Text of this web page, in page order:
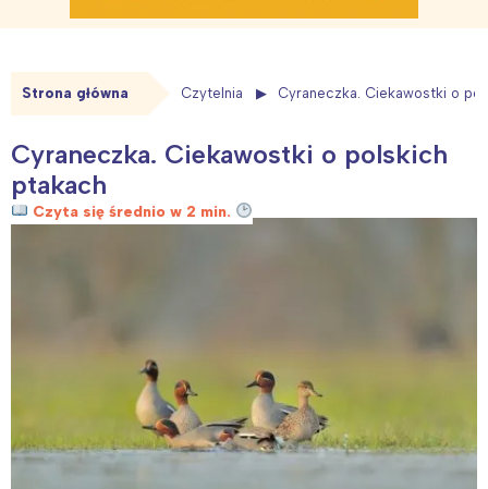
Strona główna Czytelnia Cyraneczka. Ciekawostki o
Cyraneczka. Ciekawostki o polskich
ptakach
Czyta się średnio w 2 min.